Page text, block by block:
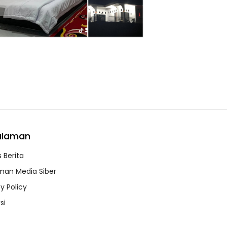
Berita
Media Siber
Policy